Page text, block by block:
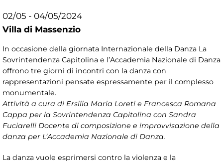
02/05 - 04/05/2024
Villa di Massenzio
In occasione della giornata Internazionale della Danza La
Sovrintendenza Capitolina e l’Accademia Nazionale di Danza
offrono tre giorni di incontri con la danza con
rappresentazioni pensate espressamente per il complesso
monumentale.
Attività a cura di Ersilia Maria Loreti e Francesca Romana
Cappa per la Sovrintendenza Capitolina con Sandra
Fuciarelli Docente di composizione e improvvisazione della
danza per L’Accademia Nazionale di Danza.
La danza vuole esprimersi contro la violenza e la